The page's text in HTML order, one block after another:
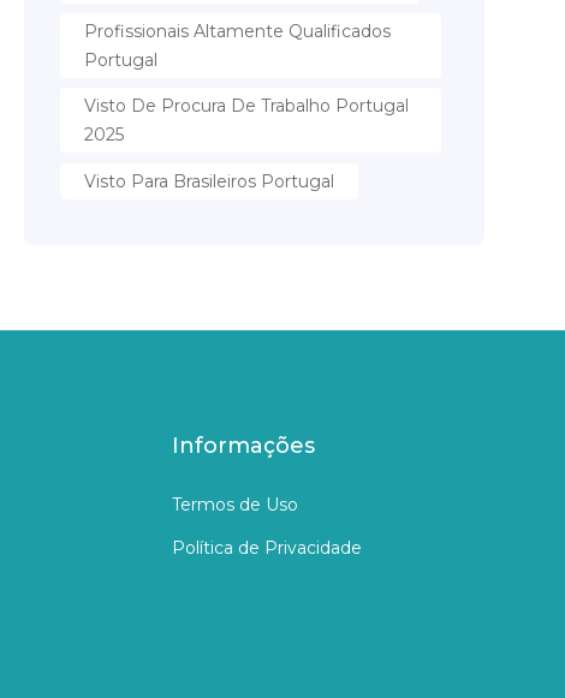
Profissionais Altamente Qualificados
Portugal
Visto De Procura De Trabalho Portugal
2025
Visto Para Brasileiros Portugal
Informações
Termos de Uso
Política de Privacidade